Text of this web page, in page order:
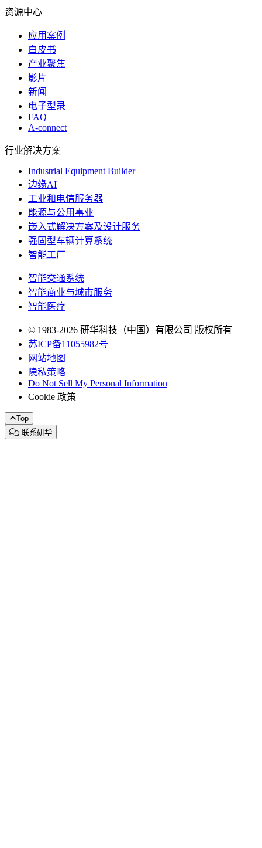
资源中心
应用案例
白皮书
产业聚焦
影片
新闻
电子型录
FAQ
A-connect
行业解决方案
Industrial Equipment Builder
边缘AI
工业和电信服务器
能源与公用事业
嵌入式解决方案及设计服务
强固型车辆计算系统
智能工厂
智能交通系统
智能商业与城市服务
智能医疗
© 1983-2026 研华科技（中国）有限公司 版权所有
苏ICP备11055982号
网站地图
隐私策略
Do Not Sell My Personal Information
Cookie 政策
Top
联系研华